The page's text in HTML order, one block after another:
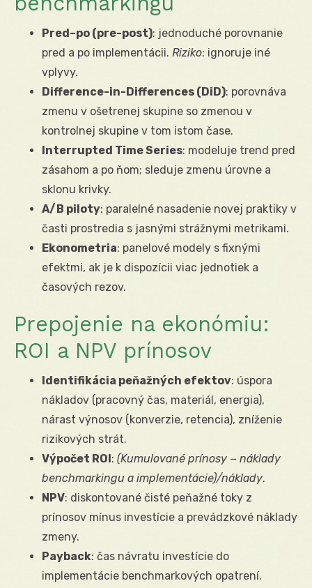
Pred–po (pre-post): jednoduché porovnanie
pred a po implementácii. Riziko: ignoruje iné
vplyvy.
Difference-in-Differences (DiD): porovnáva
zmenu v ošetrenej skupine so zmenou v
kontrolnej skupine v tom istom čase.
Interrupted Time Series: modeluje trend pred
zásahom a po ňom; sleduje zmenu úrovne a
sklonu krivky.
A/B piloty: paralelné nasadenie novej praktiky v
časti prostredia s jasnými strážnymi metrikami.
Ekonometria: panelové modely s fixnými
efektmi, ak je k dispozícii viac jednotiek a
časových rezov.
Prepojenie na ekonómiu:
ROI a NPV prínosov
Identifikácia peňažných efektov: úspora
nákladov (pracovný čas, materiál, energia),
nárast výnosov (konverzie, retencia), zníženie
rizikových strát.
Výpočet ROI: (Kumulované prínosy − náklady
benchmarkingu a implementácie)/náklady.
NPV: diskontované čisté peňažné toky z
prínosov mínus investície a prevádzkové náklady
zmeny.
Payback: čas návratu investície do
implementácie benchmarkových opatrení.